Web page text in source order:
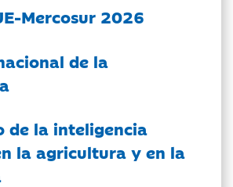
Mercosur 2026
de la
de la inteligencia
la agricultura y en la